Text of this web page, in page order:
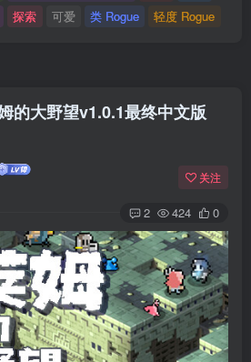
探索 可爱 类 Rogue 轻度 Rogue
的大野望v1.0.1最终中文版
关注
2 424 0